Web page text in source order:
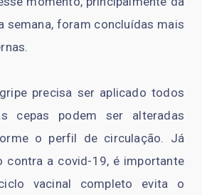
semana, foram concluídas mais
precisa ser aplicado todos
cepas podem ser alteradas
o perfil de circulação. Já
contra a covid-19, é importante
vacinal completo evita o